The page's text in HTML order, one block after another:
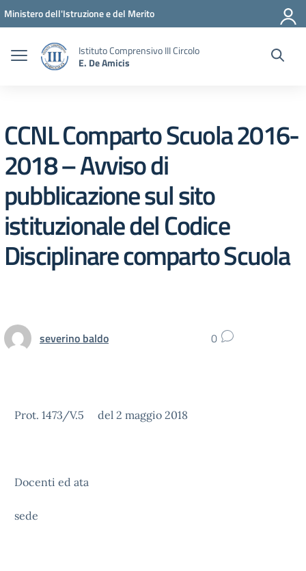
Vai ai contenuti
Vai al menu di navigazione
Vai al footer
Ministero dell'Istruzione e del Merito
Istituto Comprensivo III Circolo
E. De Amicis
CCNL Comparto Scuola 2016-
2018 – Avviso di
pubblicazione sul sito
istituzionale del Codice
Disciplinare comparto Scuola
severino baldo 0
Prot. 1473/V.5 del 2 maggio 2018
Docenti ed ata
sede